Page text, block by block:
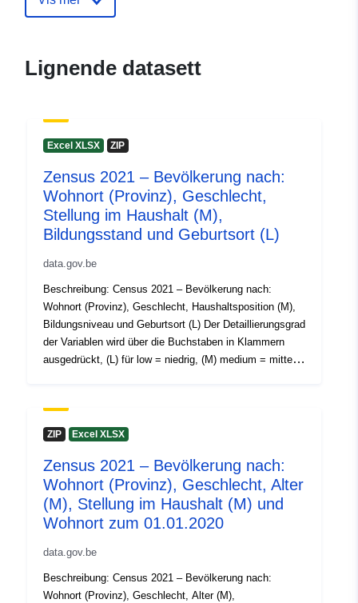
Hjemmeside:
E-post:
mailto:statbel@economie.fgov.be
Norsk: https://statbel.fgov.be/en
https://statbel.fgov.be/nl
Katalogopptak: Lagt til data.europa.eu:
January 2025
Oppdatert på data.europa.eu:
]
Type:
Polygon
uriRef: http://data.europa.eu/88u/dataset/
Lignende datasett
Excel XLSX ZIP
Zensus 2021 – Bevölkerung nach:
Wohnort (Provinz), Geschlecht,
Stellung im Haushalt (M),
Bildungsstand und Geburtsort (L)
data.gov.be
Beschreibung: Census 2021 – Bevölkerung nach:
Wohnort (Provinz), Geschlecht, Haushaltsposition (M),
Bildungsniveau und Geburtsort (L) Der Detaillierungsgrad
der Variablen wird über die Buchstaben in Klammern
ausgedrückt, (L) für low = niedrig, (M) medium = mittel
Nr. 2017/543, Verordnung (EG) Nr. 763/2008 Weitere
Informationen, Daten und Veröffentlichungen zu diesem
ZIP Excel XLSX
Zensus 2021 – Bevölkerung nach:
Wohnort (Provinz), Geschlecht, Alter
(M), Stellung im Haushalt (M) und
Wohnort zum 01.01.2020
data.gov.be
Beschreibung: Census 2021 – Bevölkerung nach:
Wohnort (Provinz), Geschlecht, Alter (M),